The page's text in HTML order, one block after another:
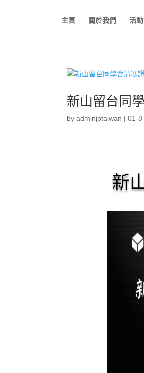
主頁 關於我們 活
新山留台同
byadminjbtaiwan |01-8
新